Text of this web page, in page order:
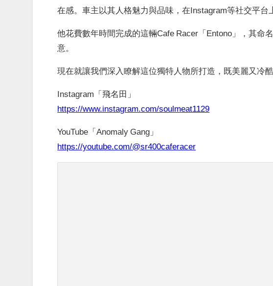
在感。車主以其人格魅力與品味，在Instagram等社交平台
他花費數年時間完成的這輛Cafe Racer「Entono」，其命
意。
現在就讓我們深入瞭解這位獨特人物所打造，既美麗又冷
Instagram「飛名田」
https://www.instagram.com/soulmeat1129
YouTube「Anomaly Gang」
https://youtube.com/@sr400caferacer